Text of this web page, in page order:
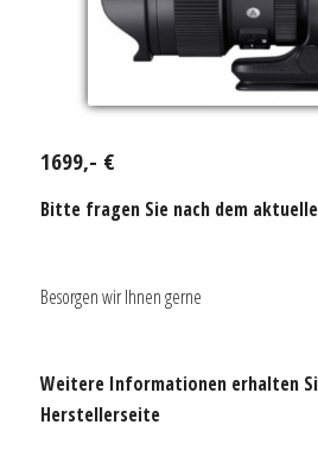
1699,- €
Bitte fragen Sie nach dem
Besorgen wir Ihnen gerne
Weitere Informationen erhalten
Herstellerseite